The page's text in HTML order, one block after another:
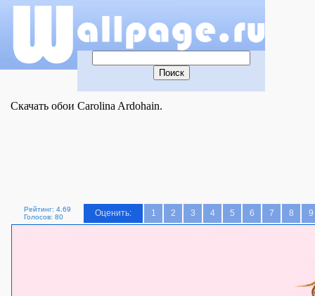
Скачать обои Carolina Ardohain.
Рейтинг: 4.69
Голосов: 80
Оценить: 1 2 3 4 5 6 7 8 9